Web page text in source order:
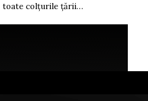
toate colțurile țării…